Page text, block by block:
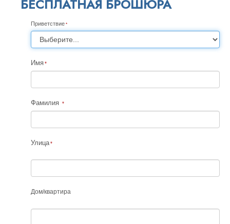
БЕСПЛАТНАЯ БРОШЮРА
Приветствие
Имя
Фамилия
Улица
Дом/квартира